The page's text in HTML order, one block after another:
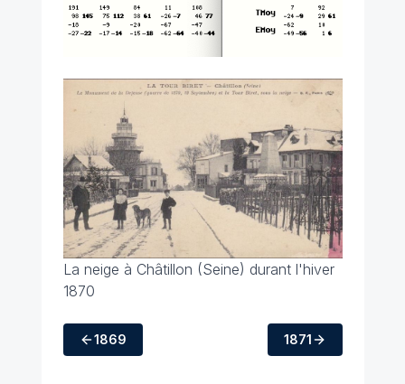
La neige à Châtillon (Seine) durant l'hiver
1870
1869 1871